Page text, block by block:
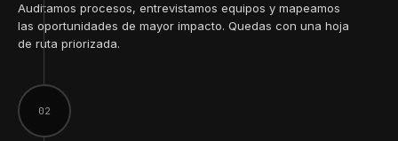
Auditamos procesos, entrevistamos equipos y mapeamos
las oportunidades de mayor impacto. Quedas con una hoja
de ruta priorizada.
02